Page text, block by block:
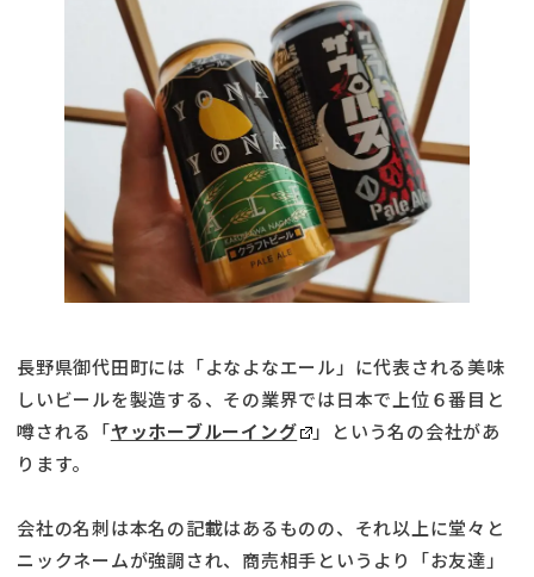
長野県御代田町には「よなよなエール」に代表される美味
しいビールを製造する、その業界では日本で上位６番目と
噂される「ヤッホーブルーイング
」という名の会社があ
ります。
会社の名刺は本名の記載はあるものの、それ以上に堂々と
ニックネームが強調され、商売相手というより「お友達」